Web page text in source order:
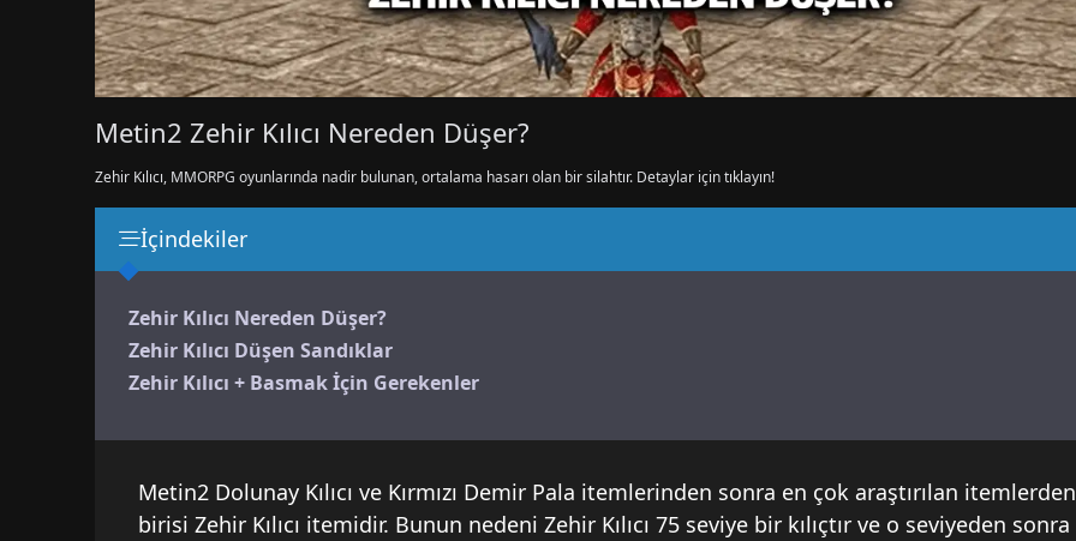
Metin2 Zehir Kılıcı Nereden Düşer?
Zehir Kılıcı, MMORPG oyunlarında nadir bulunan, ortalama hasarı olan bir silahtır. Detaylar için tıklayın!
İçindekiler
Zehir Kılıcı Nereden Düşer?
Zehir Kılıcı Düşen Sandıklar
Zehir Kılıcı + Basmak İçin Gerekenler
Metin2 Dolunay Kılıcı ve Kırmızı Demir Pala itemlerinden sonra en çok araştırılan itemlerden
birisi Zehir Kılıcı itemidir. Bunun nedeni Zehir Kılıcı 75 seviye bir kılıçtır ve o seviyeden sonra